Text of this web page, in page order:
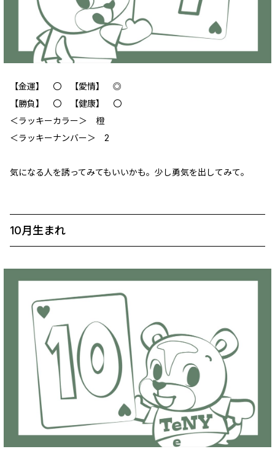
【金運】 〇 【愛情】 ◎
【勝負】 〇 【健康】 〇
＜ラッキーカラー＞ 橙
＜ラッキーナンバー＞ 2
気になる人を誘ってみてもいいかも。少し勇気を出してみて。
10月生まれ